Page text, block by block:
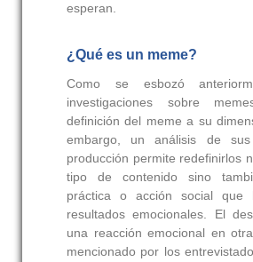
esperan.
¿Qué es un meme?
Como se esbozó
investigaciones sobre
definición del meme a su
embargo, un análisis de
producción permite redefinirlos
tipo de contenido sino
práctica o acción social que
resultados emocionales. El
una reacción emocional en
mencionado por los